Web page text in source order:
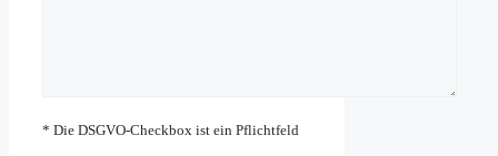
* Die DSGVO-Checkbox ist ein Pflichtfeld